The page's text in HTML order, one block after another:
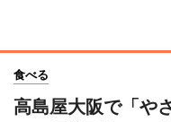
食べる
高島屋大阪で「や